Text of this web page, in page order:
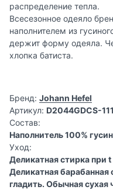
распределение тепла.
Всесезонное одеяло
наполнителем из
держит форму одеяла.
хлопка батиста.
Бренд: Johann Hefel
Артикул: D2044GDCS-
Состав:
Наполнитель 100%
Уход:
Деликатная стирка при
Деликатная
гладить. Обычная сухая